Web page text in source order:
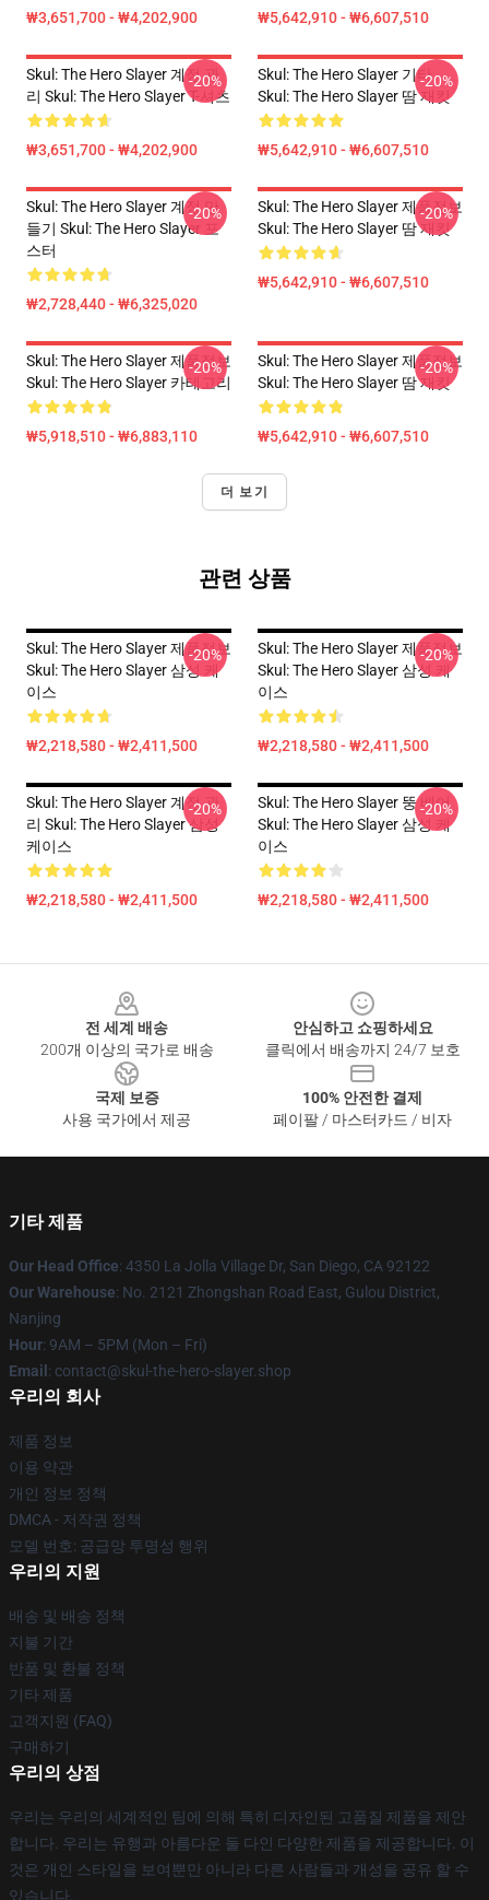
₩3,651,700 - ₩4,202,900 ₩5,642,910 - ₩6,607,510
Skul: The Hero Slayer 계정 관
리 Skul: The Hero Slayer T-셔츠
₩3,651,700 - ₩4,202,900
-20%
Skul: The Hero Slayer 기타
Skul: The Hero Slayer 땀 재킷
₩5,642,910 - ₩6,607,510
-20%
Skul: The Hero Slayer 계정 만
들기 Skul: The Hero Slayer 포
스터
₩2,728,440 - ₩6,325,020
-20%
Skul: The Hero Slayer 제품정보
Skul: The Hero Slayer 땀 재킷
₩5,642,910 - ₩6,607,510
-20%
Skul: The Hero Slayer 제품정보
Skul: The Hero Slayer 카테고리
₩5,918,510 - ₩6,883,110
-20%
Skul: The Hero Slayer 제품정보
Skul: The Hero Slayer 땀 재킷
₩5,642,910 - ₩6,607,510
-20%
더 보기
관련 상품
Skul: The Hero Slayer 제품정보
Skul: The Hero Slayer 삼성 케
이스
₩2,218,580 - ₩2,411,500
-20%
Skul: The Hero Slayer 제품정보
Skul: The Hero Slayer 삼성 케
이스
₩2,218,580 - ₩2,411,500
-20%
Skul: The Hero Slayer 계정 관
리 Skul: The Hero Slayer 삼성
케이스
₩2,218,580 - ₩2,411,500
-20%
Skul: The Hero Slayer 뚱 베어
Skul: The Hero Slayer 삼성 케
이스
₩2,218,580 - ₩2,411,500
-20%
전 세계 배송
200개 이상의 국가로 배송
안심하고 쇼핑하세요
클릭에서 배송까지 24/7 보호
국제 보증
사용 국가에서 제공
100% 안전한 결제
페이팔 / 마스터카드 / 비자
기타 제품
Our Head Office: 4350 La Jolla Village Dr, San Diego, CA 92122
Our Warehouse: No. 2121 Zhongshan Road East, Gulou District,
Nanjing
Hour: 9AM – 5PM (Mon – Fri)
Email : contact@skul-the-hero-slayer.shop
우리의 회사
제품 정보
이용 약관
개인 정보 정책
DMCA - 저작권 정책
모델 번호: 공급망 투명성 행위
우리의 지원
배송 및 배송 정책
지불 기간
반품 및 환불 정책
기타 제품
고객지원 (FAQ)
구매하기
우리의 상점
우리는 우리의 세계적인 팀에 의해 특히 디자인된 고품질 제품을 제안
합니다. 우리는 유행과 아름다운 둘 다인 다양한 제품을 제공합니다. 이
것은 개인 스타일을 보여뿐만 아니라 다른 사람들과 개성을 공유 할 수
있습니다.